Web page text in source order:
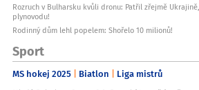
Rozruch v Bulharsku kvůli dronu: Patřil zřejmě
plynovodu!
Rodinný dům lehl popelem: Shořelo 10 milionů!
Sport
MS hokej 2025 Biatlon Liga mistrů